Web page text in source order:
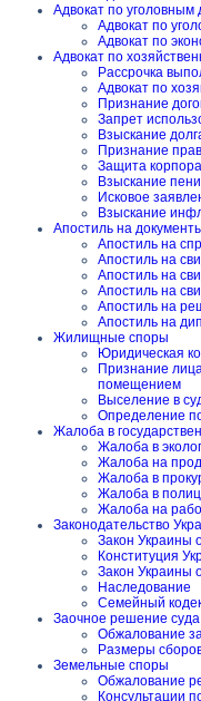
Адвокат по уголовным
Адвокат по
Адвокат по
Адвокат по
Рассрочка
Адвокат по
Признание
Запрет
Взыскание
Признание
Защита
Взыскание пени
Исковое
Взыскание
Апостиль на
Апостиль на
Апостиль на
Апостиль на
Апостиль на
Апостиль на
Апостиль на
Жилищные споры
Юридическая
Признание
помещением
Выселение в
Определение
Жалоба в
Жалоба в
Жалоба на
Жалоба в
Жалоба в
Жалоба на
Законодательство
Закон Украины
Конституция
Закон Украины
Наследование
Семейный
Заочное решение суда
Обжалование
Размеры
Земельные споры
Обжалование
Консультации